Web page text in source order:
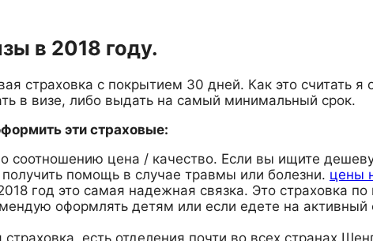
в 2018 году.
страховка с покрытием 30 дней. Как это считать
в визе, либо выдать на самый минимальный срок.
эти страховые:
соотношению цена / качество. Если вы ищите
помощь в случае травмы или болезни. цены
год это самая надежная связка. Это страховка
оформлять детям или если едете на активный